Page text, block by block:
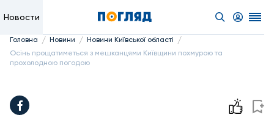
Новости
Головна / Новини / Новини Київської області /
Осінь прощатиметься з мешканцями Київщини похмурою та
прохолодною погодою